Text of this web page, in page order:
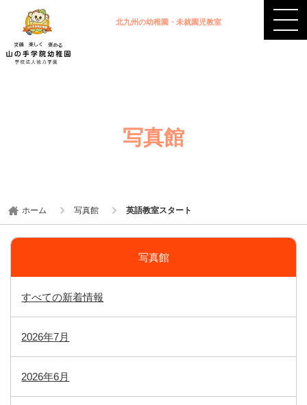
北九州の幼稚園・未就園児教室
写真館
ホーム 写真館 英語教室スタート
写真館
すべての新着情報
2026年7月
2026年6月